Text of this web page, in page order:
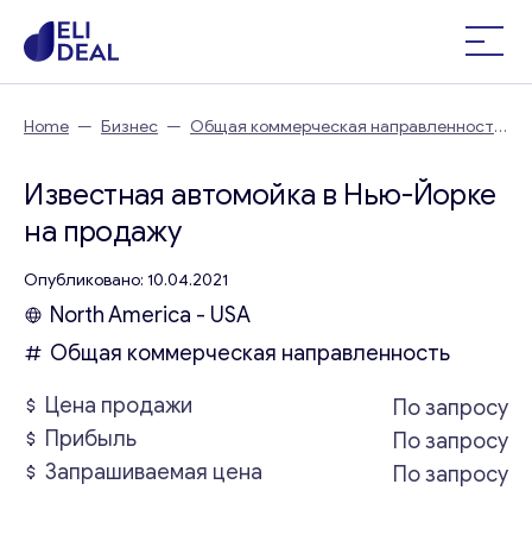
Home — Бизнес — Общая коммерческая направленность
Известная автомойка в Нью-Йорке
на продажу
Опубликовано: 10.04.2021
North America - USA
Общая коммерческая направленность
Цена продажи
По запросу
Прибыль
По запросу
Запрашиваемая цена
По запросу